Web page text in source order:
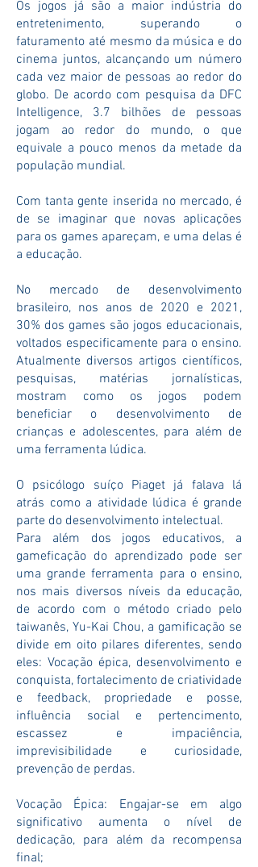
Os jogos já são a maior indústria do
entretenimento, superando o
faturamento até mesmo da música e do
cinema juntos, alcançando um número
cada vez maior de pessoas ao redor do
globo. De acordo com pesquisa da DFC
Intelligence, 3.7 bilhões de pessoas
jogam ao redor do mundo, o que
equivale a pouco menos da metade da
população mundial.
Com tanta gente inserida no mercado, é
de se imaginar que novas aplicações
para os games apareçam, e uma delas é
a educação.
No mercado de desenvolvimento
brasileiro, nos anos de 2020 e 2021,
30% dos games são jogos educacionais,
voltados especificamente para o ensino.
Atualmente diversos artigos científicos,
pesquisas, matérias jornalísticas,
mostram como os jogos podem
beneficiar o desenvolvimento de
crianças e adolescentes, para além de
uma ferramenta lúdica.
O psicólogo suíço Piaget já falava lá
atrás como a atividade lúdica é grande
parte do desenvolvimento intelectual.
Para além dos jogos educativos, a
gameficação do aprendizado pode ser
uma grande ferramenta para o ensino,
nos mais diversos níveis da educação,
de acordo com o método criado pelo
taiwanês, Yu-Kai Chou, a gamificação se
divide em oito pilares diferentes, sendo
eles: Vocação épica, desenvolvimento e
conquista, fortalecimento de criatividade
e feedback, propriedade e posse,
influência social e pertencimento,
escassez e impaciência,
imprevisibilidade e curiosidade,
prevenção de perdas.
Vocação Épica: Engajar-se em algo
significativo aumenta o nível de
dedicação, para além da recompensa
final;